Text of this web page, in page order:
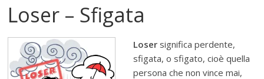
Loser – Sfigata
Loser significa perdente,
sfigata, o sfigato, cioè quella
persona che non vince mai,